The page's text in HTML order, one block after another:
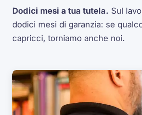
Dodici mesi a tua tutela. Sul
dodici mesi di garanzia: se
capricci, torniamo anche noi.